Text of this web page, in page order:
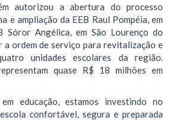
autorizou a abertura do processo
e ampliação da EEB Raul Pompéia, em
Sóror Angélica, em São Lourenço do
a ordem de serviço para revitalização e
unidades escolares da região.
quase R$ 18 milhões em
educação, estamos investindo no
confortável, segura e preparada